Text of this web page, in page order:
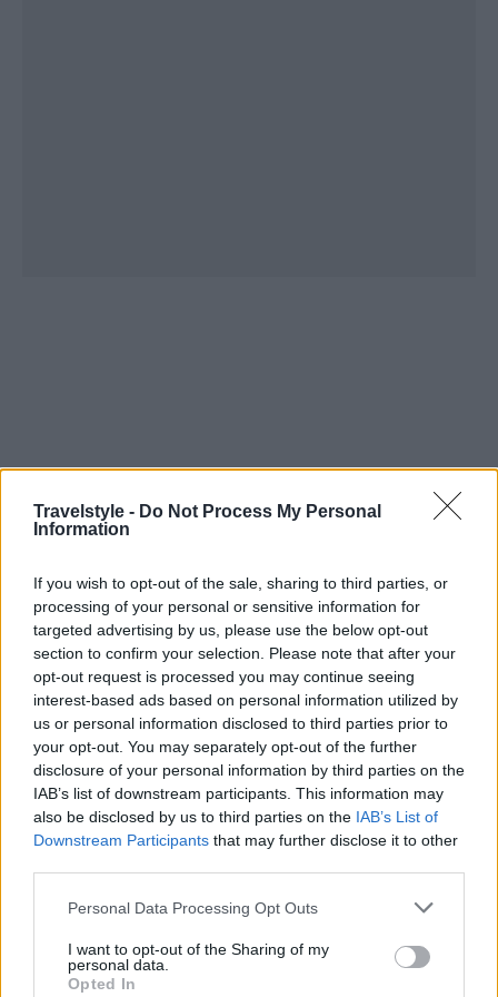
Travelstyle - Do Not Process My Personal
Information
If you wish to opt-out of the sale, sharing to third parties, or
processing of your personal or sensitive information for
targeted advertising by us, please use the below opt-out
section to confirm your selection. Please note that after your
opt-out request is processed you may continue seeing
interest-based ads based on personal information utilized by
us or personal information disclosed to third parties prior to
your opt-out. You may separately opt-out of the further
disclosure of your personal information by third parties on the
IAB’s list of downstream participants. This information may
also be disclosed by us to third parties on the IAB’s List of
Downstream Participants that may further disclose it to other
Please note that this website/app uses one or more Google
not limited to your visit or usage behaviour. You may click to
grant or deny consent to Google and its third-party tags to
Personal Data Processing Opt Outs
I want to opt-out of the Sharing of my
personal data.
Opted In
Η αείμνηστη αρχιτέκτονας Zaha Hadid σχεδίασε το
κτίριο Terminal Building του Πεκίνου, το οποίο θα
είναι γεμάτο με αστικούς κήπους και θα
περιλαμβάνει ξεχωριστούς χώρους επιβατών για
διεθνείς και εσωτερικές πτήσεις, για να
δημιουργηθεί ένα πιο συμπαγές κτίριο και να
μειωθούν οι χρόνοι ταξιδιού. Το σύνολο του
σχεδιασμού δημιουργεί μια ρευστή σύνθεση,
χαρακτηριστικό στοιχείο της αρχιτεκτονικής της